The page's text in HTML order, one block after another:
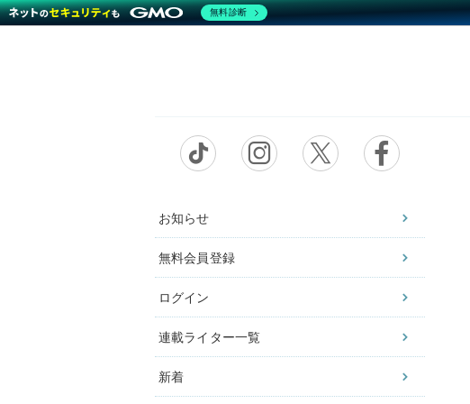
お知らせ
無料会員登録
ログイン
連載ライター一覧
新着
無料診断